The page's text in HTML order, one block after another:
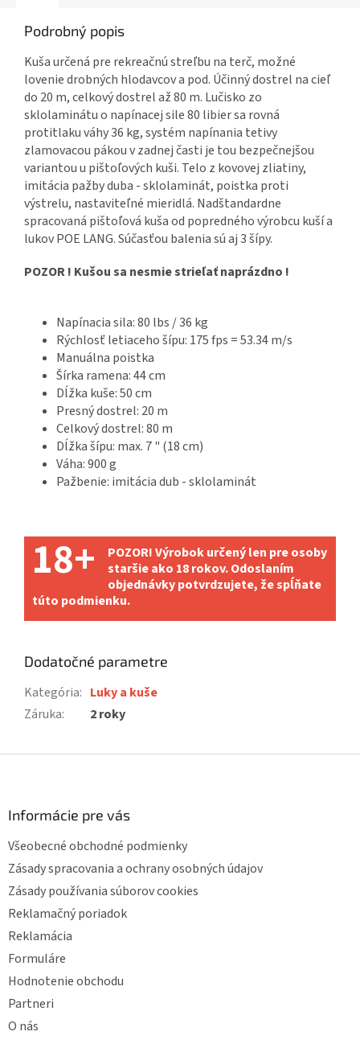
Podrobný popis
Kuša určená pre rekreačnú streľbu na terč, možné
lovenie drobných hlodavcov a pod. Účinný dostrel na cieľ
do 20 m, celkový dostrel až 80 m. Lučisko zo
sklolaminátu o napínacej sile 80 libier sa rovná
protitlaku váhy 36 kg, systém napínania tetivy
zlamovacou pákou v zadnej časti je tou bezpečnejšou
variantou u pištoľových kuši. Telo z kovovej zliatiny,
imitácia pažby duba - sklolaminát, poistka proti
výstrelu, nastaviteľné mieridlá. Nadštandardne
spracovaná pištoľová kuša od popredného výrobcu kuší a
lukov POE LANG. Súčasťou balenia sú aj 3 šípy.
POZOR ! Kušou sa nesmie strieľať naprázdno !
Napínacia sila: 80 lbs / 36 kg
Rýchlosť letiaceho šípu: 175 fps = 53.34 m/s
Manuálna poistka
Šírka ramena: 44 cm
Dĺžka kuše: 50 cm
Presný dostrel: 20 m
Celkový dostrel: 80 m
Dĺžka šípu: max. 7 " (18 cm)
Váha: 900 g
Pažbenie: imitácia dub - sklolaminát
18+
POZOR! Výrobok určený len pre osoby
staršie ako 18 rokov. Odoslaním
objednávky potvrdzujete, že spĺňate
túto podmienku.
Dodatočné parametre
Kategória: Luky a kuše
Záruka: 2 roky
Informácie pre vás
Všeobecné obchodné podmienky
Zásady spracovania a ochrany osobných údajov
Zásady používania súborov cookies
Reklamačný poriadok
Reklamácia
Formuláre
Hodnotenie obchodu
Partneri
O nás